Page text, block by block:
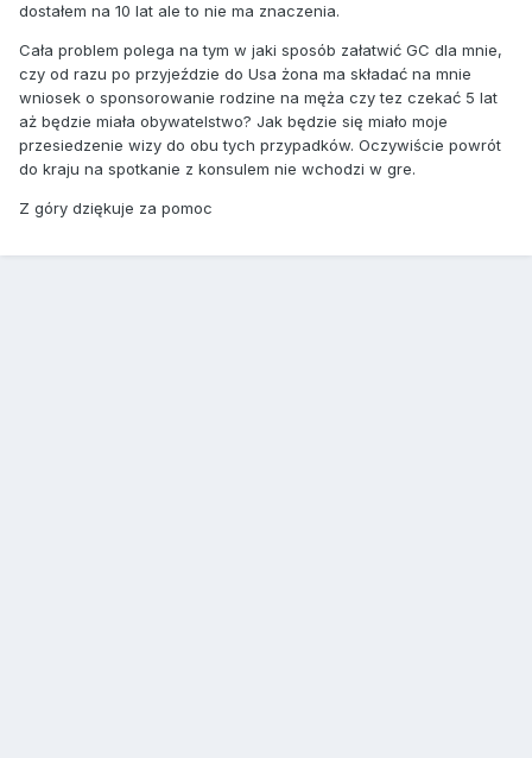
dostałem na 10 lat ale to nie ma znaczenia.
Cała problem polega na tym w jaki sposób załatwić GC dla mnie,
czy od razu po przyjeździe do Usa żona ma składać na mnie
wniosek o sponsorowanie rodzine na męża czy tez czekać 5 lat
aż będzie miała obywatelstwo? Jak będzie się miało moje
przesiedzenie wizy do obu tych przypadków. Oczywiście powrót
do kraju na spotkanie z konsulem nie wchodzi w gre.
Z góry dziękuje za pomoc